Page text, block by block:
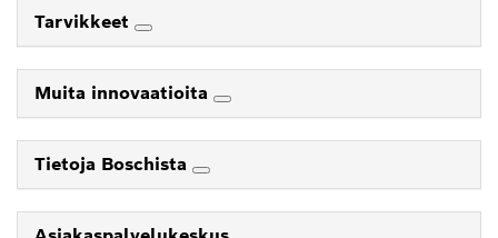
Tarvikkeet
Muita innovaatioita
Tietoja Boschista